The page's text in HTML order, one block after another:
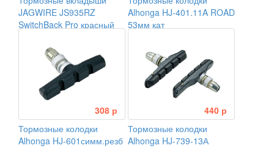
JAGWIRE JS935RZ
SwitchBack Pro красный
Alhonga HJ-401.11A ROAD
53мм кат
308 р
Тормозные колодки
Alhonga HJ-601симм.резб
440 р
Тормозные колодки
Alhonga HJ-739-13А